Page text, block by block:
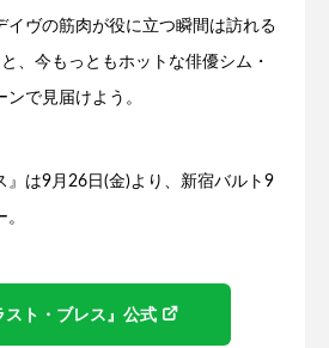
イヴの筋肉が役に立つ瞬間は訪れる
、今もっともホットな俳優シム・
で見届けよう。
』は9月26日(金)より、新宿バルト9
スト・ブレス』公式